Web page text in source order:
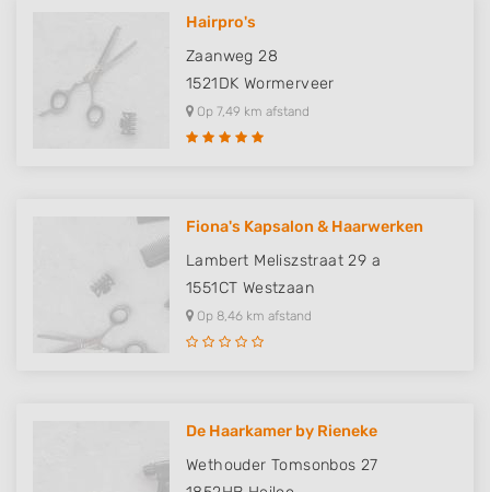
Hairpro's
Zaanweg 28
1521DK Wormerveer
Op 7,49 km afstand
Fiona's Kapsalon & Haarwerken
Lambert Meliszstraat 29 a
1551CT Westzaan
Op 8,46 km afstand
De Haarkamer by Rieneke
Wethouder Tomsonbos 27